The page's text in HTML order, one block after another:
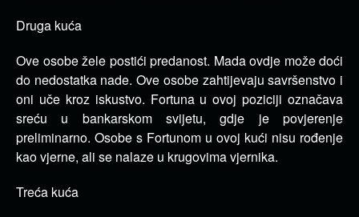
Druga kuća
Ove osobe žele postići predanost. Mada ovdje može doći
do nedostatka nade.Ove osobe zahtijevaju savršenstvo i
oni uče kroz iskustvo. Fortuna u ovoj poziciji označava
sreću u bankarskom svijetu, gdje je povjerenje
preliminarno. Osobe s Fortunom u ovoj kući nisu rođenje
kao vjerne, ali se nalaze u krugovima vjernika.
Treća kuća